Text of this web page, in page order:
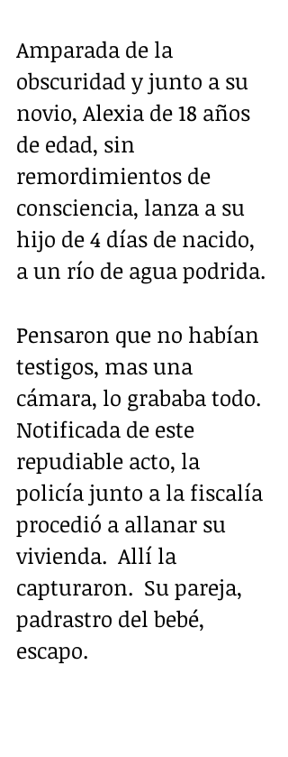
Amparada de la
obscuridad y junto a su
novio, Alexia de 18 años
de edad, sin
remordimientos de
consciencia, lanza a su
hijo de 4 días de nacido,
a un río de agua podrida.
Pensaron que no habían
testigos, mas una
cámara, lo grababa todo.
Notificada de este
repudiable acto, la
policía junto a la fiscalía
procedió a allanar su
vivienda.  Allí la
capturaron.  Su pareja,
padrastro del bebé,
escapo.